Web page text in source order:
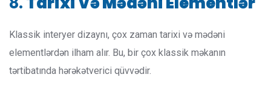
Klassik interyer dizaynı, çox zaman tarixi və mədəni
elementlərdən ilham alır. Bu, bir çox klassik məkanın
tərtibatında hərəkətverici qüvvədir.